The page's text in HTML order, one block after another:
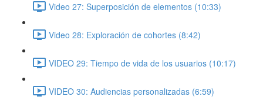
Video 27: Superposición de elementos (10:33)
Video 28: Exploración de cohortes (8:42)
VIDEO 29: Tiempo de vida de los usuarios (10:17)
VIDEO 30: Audiencias personalizadas (6:59)